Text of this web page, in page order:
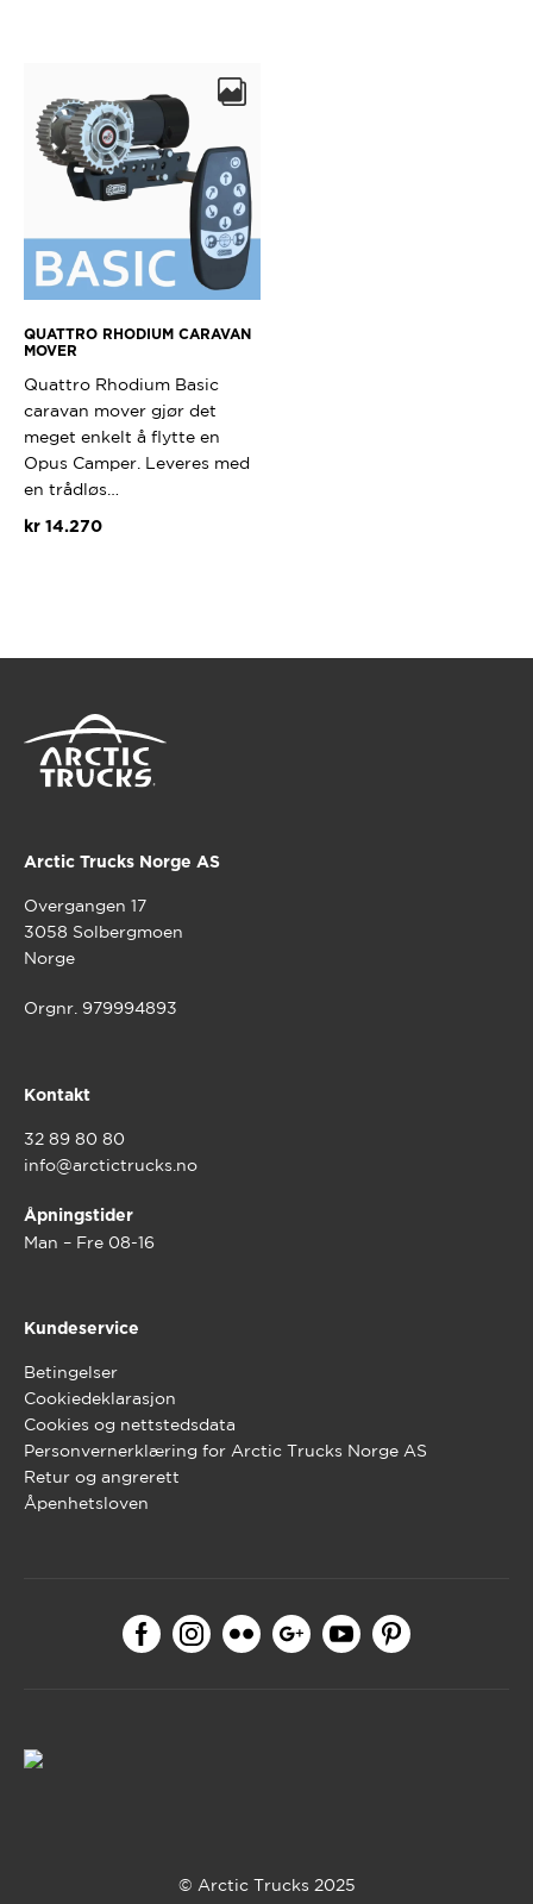
QUATTRO RHODIUM CARAVAN
MOVER
Quattro Rhodium Basic
caravan mover gjør det
meget enkelt å flytte en
Opus Camper. Leveres med
en trådløs…
kr14.270
Arctic Trucks Norge AS
Overgangen 17
3058 Solbergmoen
Norge
Orgnr. 979994893
Kontakt
32 89 80 80
info@arctictrucks.no
Åpningstider
Man – Fre 08-16
Kundeservice
Betingelser
Cookiedeklarasjon
Cookies og nettstedsdata
Personvernerklæring for Arctic Trucks Norge AS
Retur og angrerett
Åpenhetsloven
© Arctic Trucks 2025